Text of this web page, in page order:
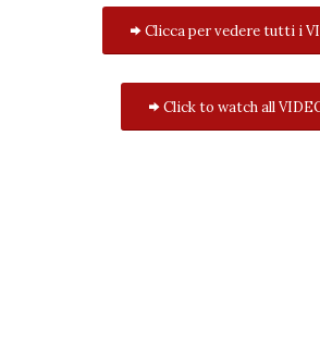
Clicca per vedere tutti i
Click to watch all